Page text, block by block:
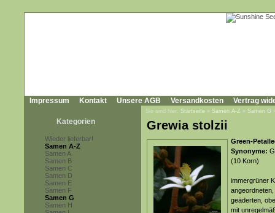
Impressum Kontakt Unsere AGB Versandkosten Vertrag
Kategorien
Wieder lieferbar!
Samen A-Z
Samen A
Samen B
Samen C
Samen D
Samen E
Samen F
Samen G
Samen H
Sie sind hier: Startseite » Samen A-Z » Samen G
Grewia stolzii
Green-
Synonyme:
(10 Korn)
immergrüner
geäderten,
mit